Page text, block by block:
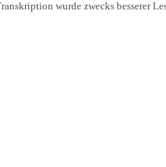
wurde zwecks besserer